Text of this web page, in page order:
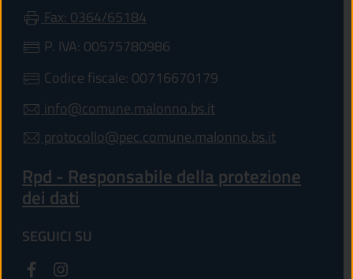
Fax: 0364/65184
P. IVA: 00575780986
Codice fiscale: 00716670179
info@comune.malonno.bs.it
protocollo@pec.comune.malonno.bs.it
Rpd - Responsabile della protezione
dei dati
SEGUICI SU